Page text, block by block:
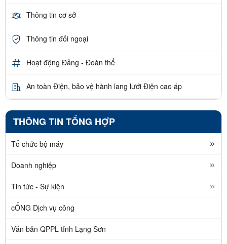
Thông tin cơ sở
Thông tin đối ngoại
Hoạt động Đảng - Đoàn thể
An toàn Điện, bảo vệ hành lang lưới Điện cao áp
THÔNG TIN TỔNG HỢP
Tổ chức bộ máy
Doanh nghiệp
Tin tức - Sự kiện
cỔNG Dịch vụ công
Văn bản QPPL tỉnh Lạng Sơn